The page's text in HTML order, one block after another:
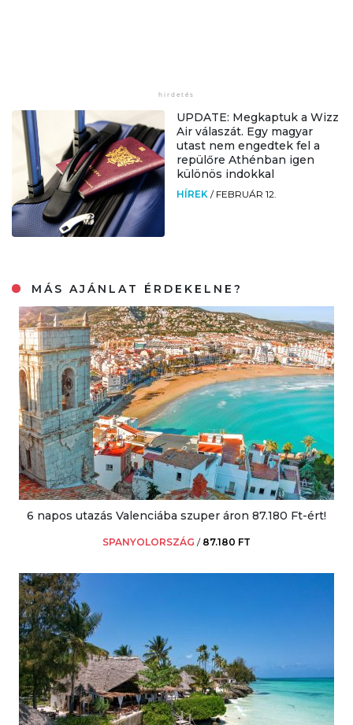
UPDATE: Megkaptuk a Wizz
Air válaszát. Egy magyar
utast nem engedtek fel a
repülőre Athénban igen
különös indokkal
HÍREK / FEBRUÁR 12.
MÁS AJÁNLAT ÉRDEKELNE?
6 napos utazás Valenciába szuper áron 87.180 Ft-ért!
SPANYOLORSZÁG / 87.180 FT